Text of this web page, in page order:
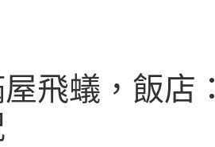
飛蟻，飯店